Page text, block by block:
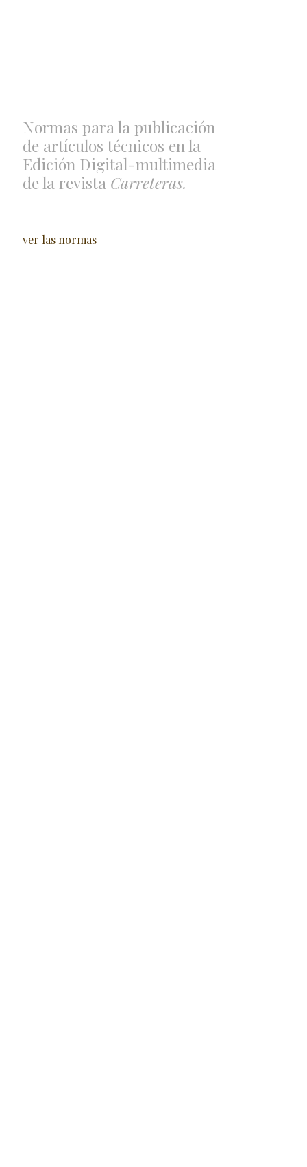
Normas para la publicación
de artículos técnicos en la
Edición Digital-multimedia
de la revista Carreteras.
ver las normas